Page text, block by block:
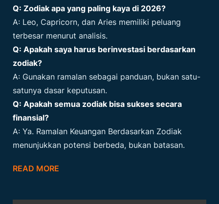
Q: Zodiak apa yang paling kaya di 2026?
A: Leo, Capricorn, dan Aries memiliki peluang
terbesar menurut analisis.
Q: Apakah saya harus berinvestasi berdasarkan
zodiak?
A: Gunakan ramalan sebagai panduan, bukan satu-
satunya dasar keputusan.
Q: Apakah semua zodiak bisa sukses secara
finansial?
A: Ya. Ramalan Keuangan Berdasarkan Zodiak
menunjukkan potensi berbeda, bukan batasan.
READ MORE